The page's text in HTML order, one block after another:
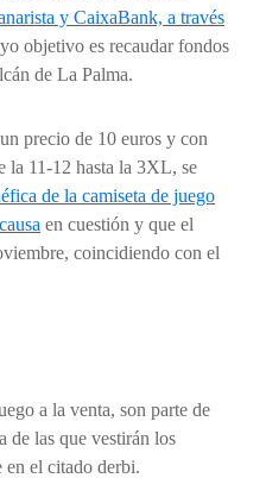
y CaixaBank, a través
objetivo es recaudar fondos
de La Palma.
precio de 10 euros y con
la 11-12 hasta la 3XL, se
de la camiseta de juego
en cuestión y que el
coincidiendo con el
a la venta, son parte de
de las que vestirán los
el citado derbi.